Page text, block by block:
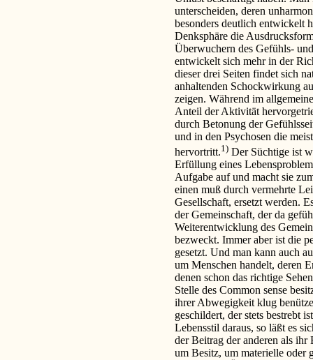
unterscheiden, deren
besonders deutlich entwickelt
Denksphäre die
Überwuchern des Gefühls-
entwickelt sich mehr in der
dieser drei Seiten findet sich
anhaltenden Schockwirkung
zeigen. Während im
Anteil der Aktivität
durch Betonung der
und in den Psychosen die
hervortritt.1) Der Süchtige ist
Erfüllung eines
Aufgabe auf und macht sie
einen muß durch vermehrte
Gesellschaft, ersetzt werden.
der Gemeinschaft, der da
Weiterentwicklung des
bezweckt. Immer aber ist die
gesetzt. Und man kann auch
um Menschen handelt, deren
denen schon das richtige
Stelle des Common sense
ihrer Abwegigkeit klug
geschildert, der stets bestrebt
Lebensstil daraus, so läßt es
der Beitrag der anderen als
um Besitz, um materielle oder